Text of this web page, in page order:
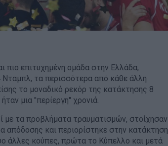
πιο επιτυχημένη ομάδα στην Ελλάδα,
τα περισσότερα από κάθε άλλη
το μοναδικό ρεκόρ της κατάκτησης 8
μια "περίεργη" χρονιά.
με τα προβλήματα τραυματισμών, στοίχησαν
απόδοσης και περιορίστηκε στην κατάκτηση
άλλες κούπες, πρώτα το Κύπελλο και μετά